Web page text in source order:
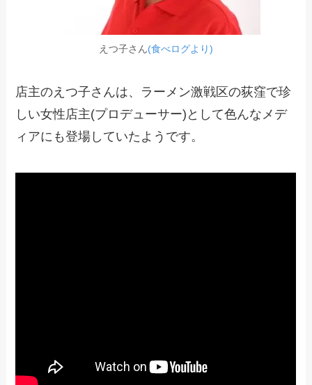
えつ子さん(食べログより)
店主のえつ子さんは、ラーメン激戦区の荻窪で珍
しい女性店主(プロデューサー)として色んなメデ
ィアにも登場していたようです。